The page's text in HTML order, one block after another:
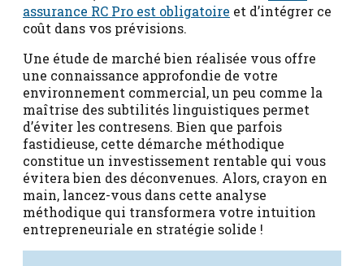
assurance RC Pro est obligatoire et d’intégrer ce
coût dans vos prévisions.
Une étude de marché bien réalisée vous offre
une connaissance approfondie de votre
environnement commercial, un peu comme la
maîtrise des subtilités linguistiques permet
d’éviter les contresens. Bien que parfois
fastidieuse, cette démarche méthodique
constitue un investissement rentable qui vous
évitera bien des déconvenues. Alors, crayon en
main, lancez-vous dans cette analyse
méthodique qui transformera votre intuition
entrepreneuriale en stratégie solide !